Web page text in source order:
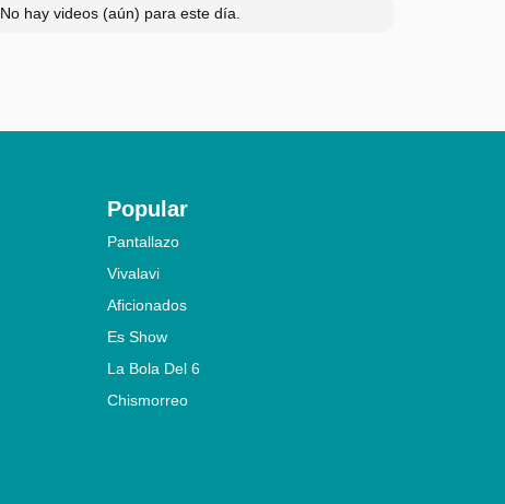
No hay videos (aún) para este día.
Popular
Pantallazo
Vivalavi
Aficionados
Es Show
La Bola Del 6
Chismorreo